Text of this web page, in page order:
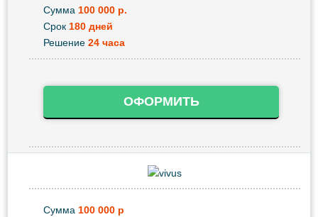
Сумма 100 000 р.
Срок 180 дней
Решение 24 часа
ОФОРМИТЬ
Сумма 100 000 р